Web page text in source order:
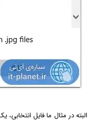
البته در مثال ما فایل